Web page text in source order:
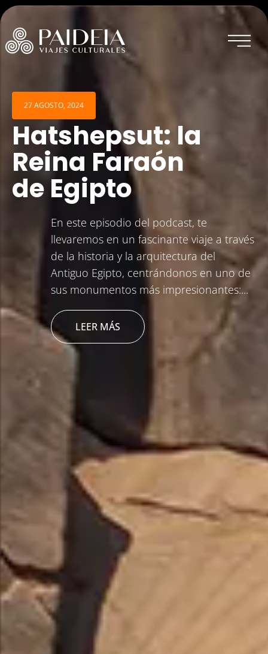
Inicio
Experiencias actuales
Experiencias vividas
Sobre Paideia
Blog
Contacto
+57 305 200 2795
aviso legal
política de privacidad
política de cookies
27 AGOSTO, 2024
Hatshepsut: la
Reina Faraón
de Egipto
En este episodio del podcast, te
llevaremos en un fascinante viaje a través
de la historia y la arquitectura del
Antiguo Egipto, centrándonos en uno de
sus monumentos más impresionantes:...
LEER MÁS